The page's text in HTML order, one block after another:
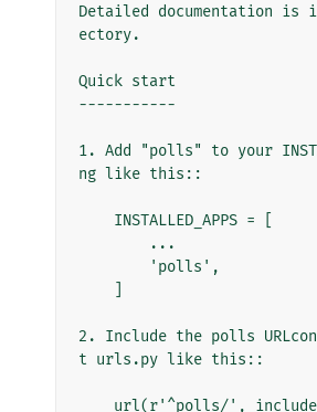
Detailed documentation
ectory.
Quick start
-----------
1. Add "polls" to your
ng like this::
2. Include the polls
t urls.py like this::